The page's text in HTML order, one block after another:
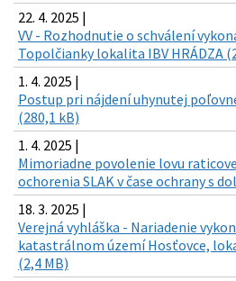
22. 4. 2025 |
VV - Rozhodnutie o schválení
Topolčianky lokalita IBV HRÁDZA
1. 4. 2025 |
Postup pri nájdení uhynutej
(280,1 kB)
1. 4. 2025 |
Mimoriadne povolenie lovu
ochorenia SLAK v čase ochrany s
18. 3. 2025 |
Verejná vyhláška - Nariadenie
katastrálnom území Hosťovce,
(2,4 MB)